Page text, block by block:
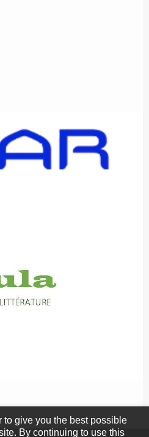
to give you the best possible
By continuing to use this